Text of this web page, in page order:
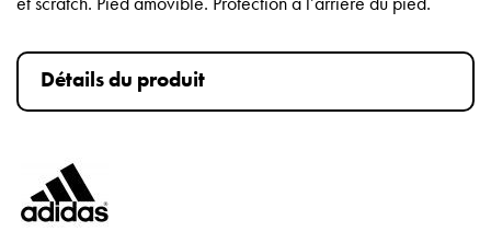
Détails du produit